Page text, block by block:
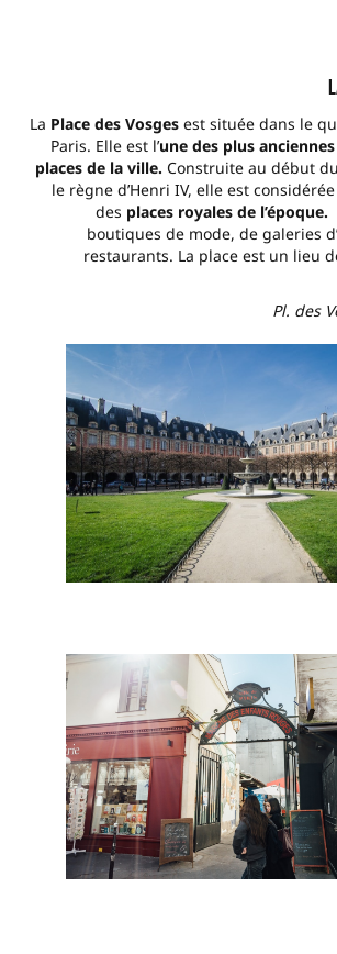
La Place des Vosges est située dans le
Paris. Elle est l’une des plus
places de la ville. Construite au début
le règne d’Henri IV, elle est
des places royales de l’époque.
boutiques de mode, de galeries
restaurants. La place est un lieu
Pl. des